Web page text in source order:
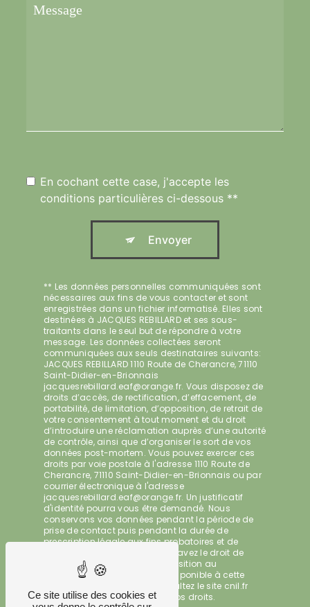
En cochant cette case, j'accepte les
conditions particulières ci-dessous **
Envoyer
** Les données personnelles communiquées sont
nécessaires aux fins de vous contacter et sont
enregistrées dans un fichier informatisé. Elles sont
destinées à JACQUES REBILLARD et ses sous-
traitants dans le seul but de répondre à votre
message. Les données collectées seront
communiquées aux seuls destinataires suivants:
JACQUES REBILLARD 1110 Route de Cherancre, 71110
Saint-Didier-en-Brionnais
jacquesrebillard.eaf@orange.fr. Vous disposez de
droits d’accès, de rectification, d’effacement, de
portabilité, de limitation, d’opposition, de retrait de
votre consentement à tout moment et du droit
d’introduire une réclamation auprès d’une autorité
de contrôle, ainsi que d’organiser le sort de vos
données post-mortem. Vous pouvez exercer ces
droits par voie postale à l'adresse 1110 Route de
Cherancre, 71110 Saint-Didier-en-Brionnais ou par
courrier électronique à l'adresse
jacquesrebillard.eaf@orange.fr. Un justificatif
d'identité pourra vous être demandé. Nous
conservons vos données pendant la période de
prise de contact puis pendant la durée de
prescription légale aux fins probatoires et de
gestion des contentieux. Vous avez le droit de
vous inscrire sur la liste d'opposition au
démarchage téléphonique, disponible à cette
. Consultez le site cnil.fr
pour plus d’informations sur vos droits.
Ce site utilise des cookies et